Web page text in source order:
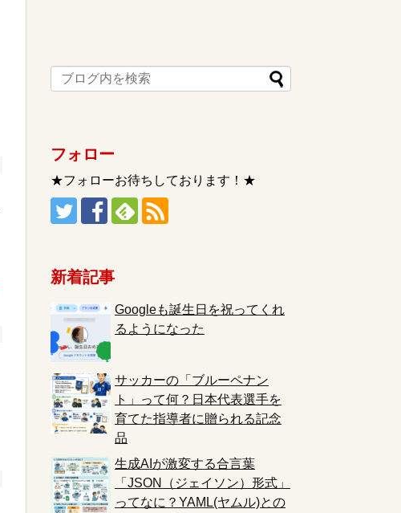
フォロー
★フォローお待ちしております！★
新着記事
Googleも誕生日を祝ってくれ
るようになった
サッカーの「ブルーペナン
ト」って何？日本代表選手を
育てた指導者に贈られる記念
品
生成AIが激変する合言葉
「JSON（ジェイソン）形式」
ってなに？YAML(ヤムル)との